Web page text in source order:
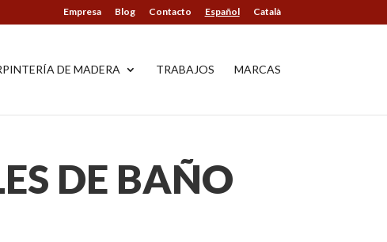
Empresa Blog Contacto Español Català
DE MADERA TRABAJOS MARCAS
DE BAÑO